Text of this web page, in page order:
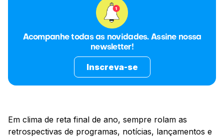
Acompanhe todas as novidades. Assine nossa
newsletter!
Inscreva-se
Em clima de reta final de ano, sempre rolam as
retrospectivas de programas, notícias, lançamentos e